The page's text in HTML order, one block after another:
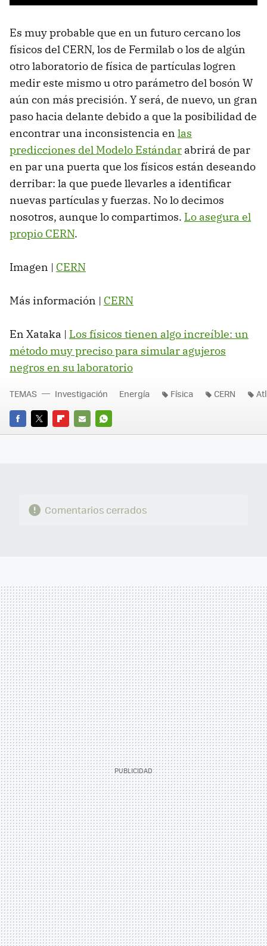
Es muy probable que en un futuro cercano los
físicos del CERN, los de Fermilab o los de algún
otro laboratorio de física de partículas logren
medir este mismo u otro parámetro del bosón W
aún con más precisión. Y será, de nuevo, un gran
paso hacia delante debido a que la posibilidad de
encontrar una inconsistencia en las
predicciones del Modelo Estándar abrirá de par
en par una puerta que los físicos están deseando
derribar: la que puede llevarles a identificar
nuevas partículas y fuerzas. No lo decimos
nosotros, aunque lo compartimos. Lo asegura el
propio CERN.
Imagen | CERN
Más información | CERN
En Xataka | Los físicos tienen algo increíble: un
método muy preciso para simular agujeros
negros en su laboratorio
FACEBOOK
TWITTERFLIPBOARD
E-
WHATSAPP
TEMAS Investigación Energía Física CERN
Comentarios cerrados